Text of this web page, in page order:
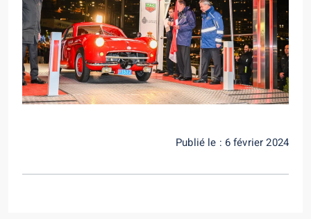
Publié le : 6 février 2024